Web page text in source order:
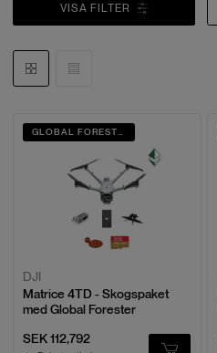
VISA FILTER
GLOBAL FORESTER
DJI
Matrice 4TD - Skogspaket
med Global Forester
SEK 112,792